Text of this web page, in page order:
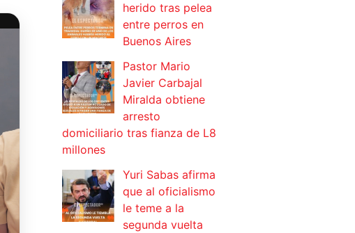
herido tras pelea
entre perros en
Buenos Aires
Pastor Mario
Javier Carbajal
Miralda obtiene
arresto
domiciliario tras fianza de L8
millones
Yuri Sabas afirma
que al oficialismo
le teme a la
segunda vuelta